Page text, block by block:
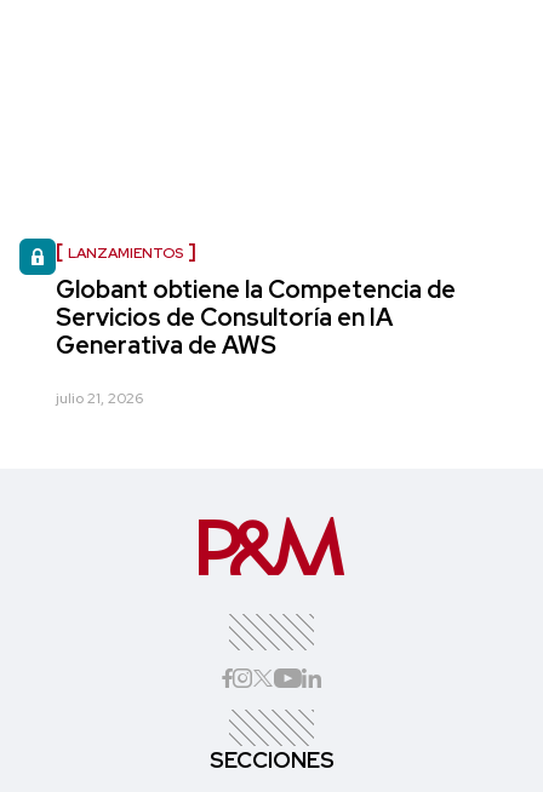
LANZAMIENTOS
Globant obtiene la Competencia de
Servicios de Consultoría en IA
Generativa de AWS
julio 21, 2026
SECCIONES